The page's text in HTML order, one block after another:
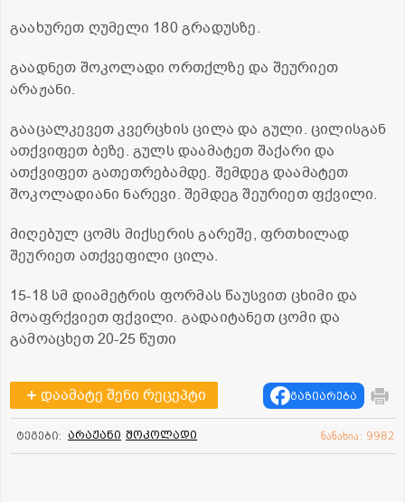
გაახურეთ ღუმელი 180 გრადუსზე.
გაადნეთ შოკოლადი ორთქლზე და შეურიეთ
არაჟანი.
გააცალკევეთ კვერცხის ცილა და გული. ცილისგან
ათქვიფეთ ბეზე. გულს დაამატეთ შაქარი და
ათქვიფეთ გათეთრებამდე. შემდეგ დაამატეთ
შოკოლადიანი ნარევი. შემდეგ შეურიეთ ფქვილი.
მიღებულ ცომს მიქსერის გარეშე, ფრთხილად
შეურიეთ ათქვეფილი ცილა.
15-18 სმ დიამეტრის ფორმას წაუსვით ცხიმი და
მოაფრქვიეთ ფქვილი. გადაიტანეთ ცომი და
გამოაცხეთ 20-25 წუთი
დაამატე შენი რეცეპტი გაზიარება
ტეგები: არაჟანი შოკოლადი ნანახია: 9982